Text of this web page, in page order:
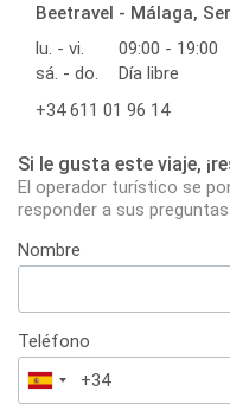
Beetravel - Málaga,
lu. - vi.
09:00 - 19:00
sá. - do.
Día libre
+34 611 01 96 14
Si le gusta este viaje,
El operador turístico se
responder a sus
Nombre
Teléfono
España
+34